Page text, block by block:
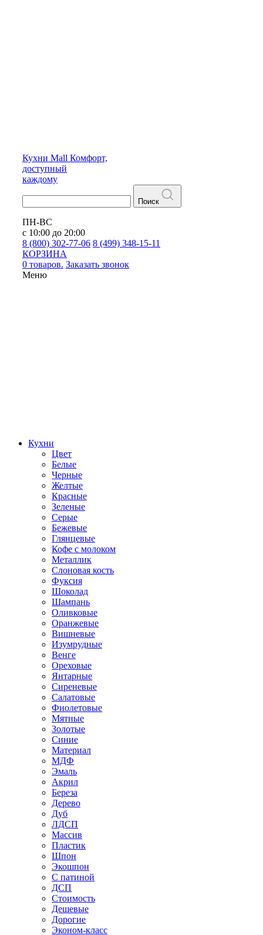
Кухни Mall Комфорт,
доступный
каждому
Поиск
ПН-ВС
с 10:00 до 20:00
8 (800) 302-77-06 8 (499) 348-15-11
КОРЗИНА
0 товаров. Заказать звонок
Меню
Кухни
Цвет
Белые
Черные
Желтые
Красные
Зеленые
Серые
Бежевые
Глянцевые
Кофе с молоком
Металлик
Слоновая кость
Фуксия
Шоколад
Шампань
Оливковые
Оранжевые
Вишневые
Изумрудные
Венге
Ореховые
Янтарные
Сиреневые
Салатовые
Фиолетовые
Мятные
Золотые
Синие
Материал
МДФ
Эмаль
Акрил
Береза
Дерево
Дуб
ЛДСП
Массив
Пластик
Шпон
Экошпон
С патиной
ДСП
Стоимость
Дешевые
Дорогие
Эконом-класс